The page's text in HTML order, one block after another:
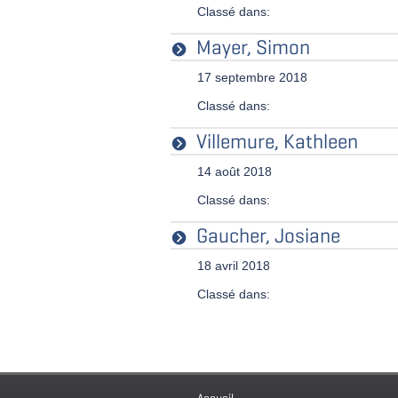
Classé dans:
Mayer, Simon
17 septembre 2018
Classé dans:
Villemure, Kathleen
14 août 2018
Classé dans:
Gaucher, Josiane
18 avril 2018
Classé dans: